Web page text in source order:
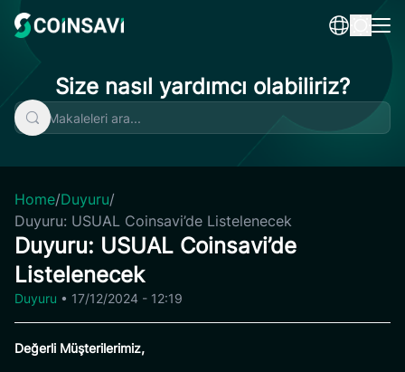
content
Size nasıl yardımcı olabiliriz?
Home/Duyuru/
Duyuru: USUAL Coinsavi’de Listelenecek
Duyuru: USUAL Coinsavi’de
Listelenecek
Duyuru • 17/12/2024 - 12:19
Değerli Müşterilerimiz,